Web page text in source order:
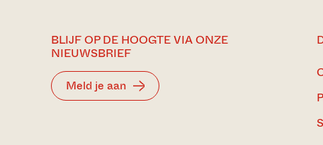
BLIJF OP DE HOOGTE VIA ONZE
NIEUWSBRIEF
Meld je aan